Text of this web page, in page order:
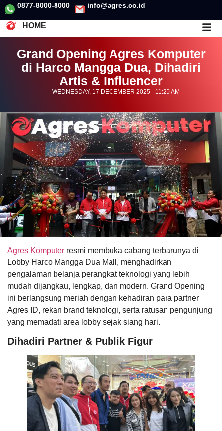
0877-8000-8000 info@agres.co.id
HOME
Grand Opening Agres Komputer
di Harco Mangga Dua, Dihadiri
Artis & Influencer
WEDNESDAY, 17 DECEMBER 2025 11:20 AM
Agres Komputer resmi membuka cabang terbarunya di
Lobby Harco Mangga Dua Mall, menghadirkan
pengalaman belanja perangkat teknologi yang lebih
mudah dijangkau, lengkap, dan modern. Grand Opening
ini berlangsung meriah dengan kehadiran para partner
Agres ID, rekan brand teknologi, serta ratusan pengunjung
yang memadati area lobby sejak siang hari.
Dihadiri Partner & Publik Figur